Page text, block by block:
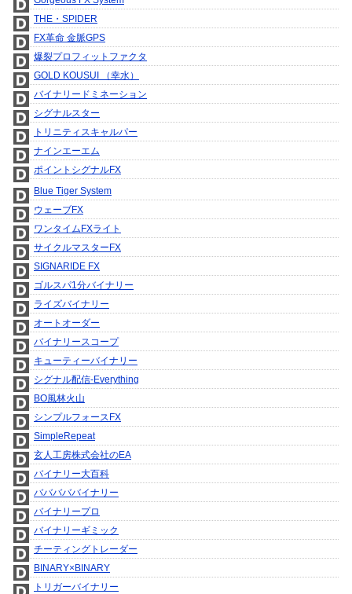
THE・SPIDER
FX革命 金脈GPS
爆裂プロフィットファクタ
GOLD KOUSUI （幸水）
バイナリードミネーション
シグナルスター
トリニティスキャルパー
ナインエーエム
ポイントシグナルFX
Blue Tiger System
ウェーブFX
ワンタイムFXライト
サイクルマスターFX
SIGNARIDE FX
ゴルスパ1分バイナリー
ライズバイナリー
オートオーダー
バイナリースコープ
キューティーバイナリー
シグナル配信-Everything
BO風林火山
シンプルフォースFX
SimpleRepeat
玄人工房株式会社のEA
バイナリー大百科
バババババイナリー
バイナリープロ
バイナリーギミック
チーティングトレーダー
BINARY×BINARY
トリガーバイナリー